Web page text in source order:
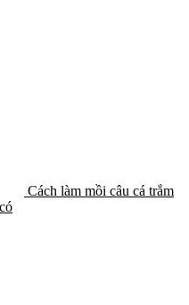
Cách làm mồi câu cá trắm